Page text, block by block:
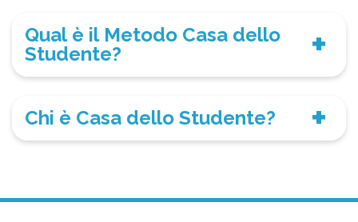
Qual è il Metodo Casa dello
Studente?
Chi è Casa dello Studente?